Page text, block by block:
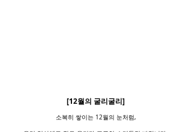
[12월의 굴리굴리]
소복히 쌓이는 12월의 눈처럼,